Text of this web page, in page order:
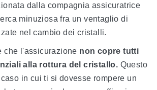
dalla compagnia assicuratrice
minuziosa fra un ventaglio di
nel cambio dei cristalli.
che l'assicurazione non copre tutti
alla rottura del cristallo. Questo
in cui ti si dovesse rompere un